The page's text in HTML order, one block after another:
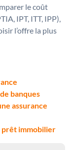
le coût
IPT, ITT, IPP),
l’offre la plus
banques
assurance
prêt immobilier